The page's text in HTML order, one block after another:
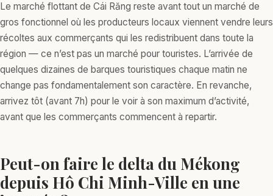
Le marché flottant de Cái Răng reste avant tout un marché de
gros fonctionnel où les producteurs locaux viennent vendre leurs
récoltes aux commerçants qui les redistribuent dans toute la
région — ce n’est pas un marché pour touristes. L’arrivée de
quelques dizaines de barques touristiques chaque matin ne
change pas fondamentalement son caractère. En revanche,
arrivez tôt (avant 7h) pour le voir à son maximum d’activité,
avant que les commerçants commencent à repartir.
Peut-on faire le delta du Mékong
depuis Hô Chi Minh-Ville en une